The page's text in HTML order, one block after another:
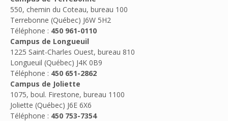
550, chemin du Coteau, bureau 100
Terrebonne (Québec) J6W 5H2
Téléphone : 450 961-0110
Campus de Longueuil
1225 Saint-Charles Ouest, bureau 810
Longueuil (Québec) J4K 0B9
Téléphone : 450 651-2862
Campus de Joliette
1075, boul. Firestone, bureau 1100
Joliette (Québec) J6E 6X6
Téléphone : 450 753-7354